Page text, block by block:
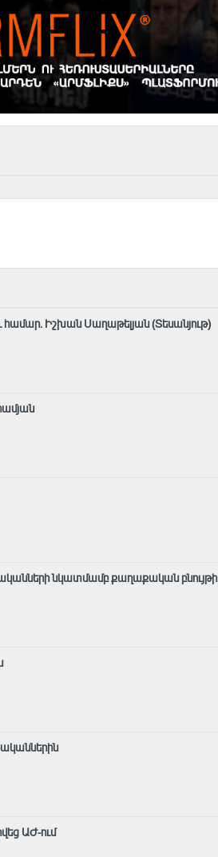
համար. Իշխան Սաղաթելյան (Տեսանյութ)
նկատմամբ քաղաքական բնույթի
ականներին
ԱԺ-ում